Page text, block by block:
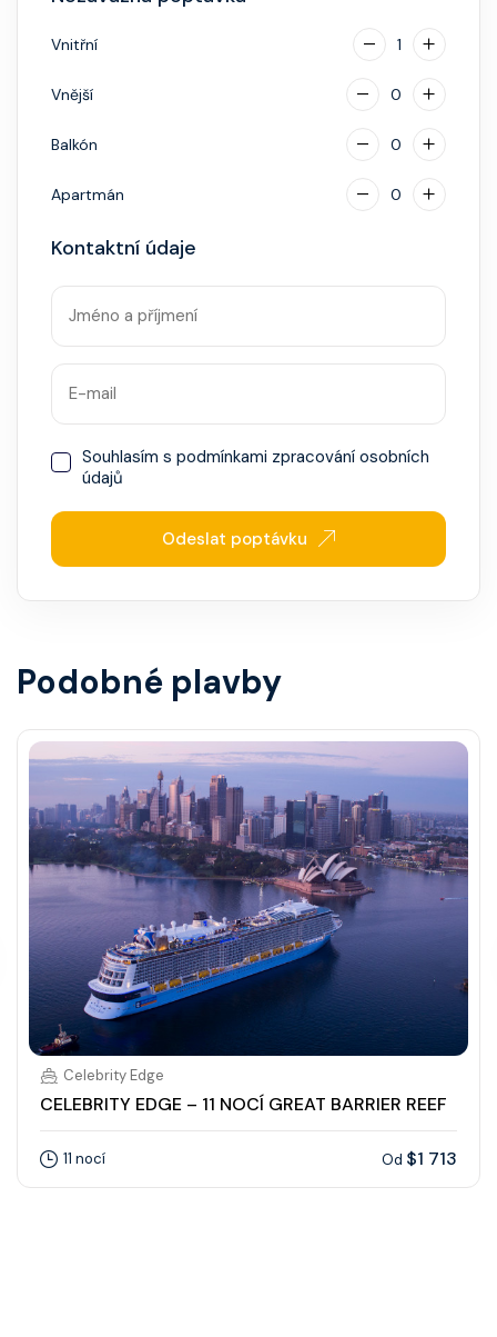
Vnitřní 1
Vnější 0
Balkón 0
Apartmán 0
Kontaktní údaje
Souhlasím s podmínkami zpracování osobních
údajů
Odeslat poptávku
Podobné plavby
Celebrity Edge
CELEBRITY EDGE – 11 NOCÍ GREAT BARRIER REEF
11 nocí Od $1 713